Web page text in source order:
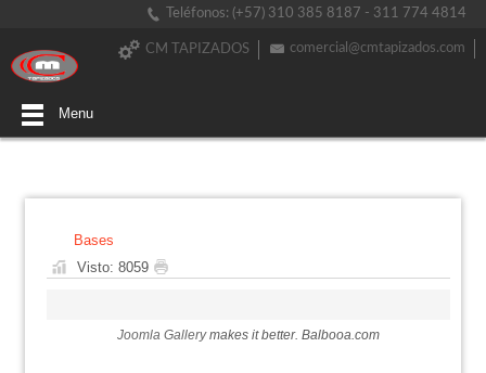
Teléfonos: (+57) 310 385 8187 - 311 774 4814
comercial@cmtapizados.com
CM TAPIZADOS
Menu
Bases
Visto: 8059
Joomla Gallerymakes it better. Balbooa.com